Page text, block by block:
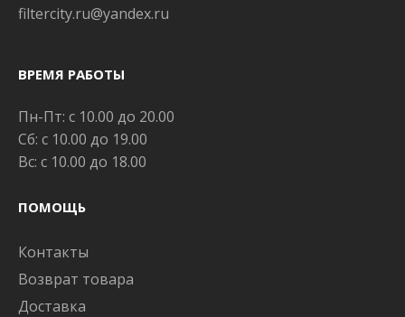
filtercity.ru@yandex.ru
ВРЕМЯ РАБОТЫ
Пн-Пт: с 10.00 до 20.00
Сб: с 10.00 до 19.00
Вс: с 10.00 до 18.00
ПОМОЩЬ
Контакты
Возврат товара
Доставка